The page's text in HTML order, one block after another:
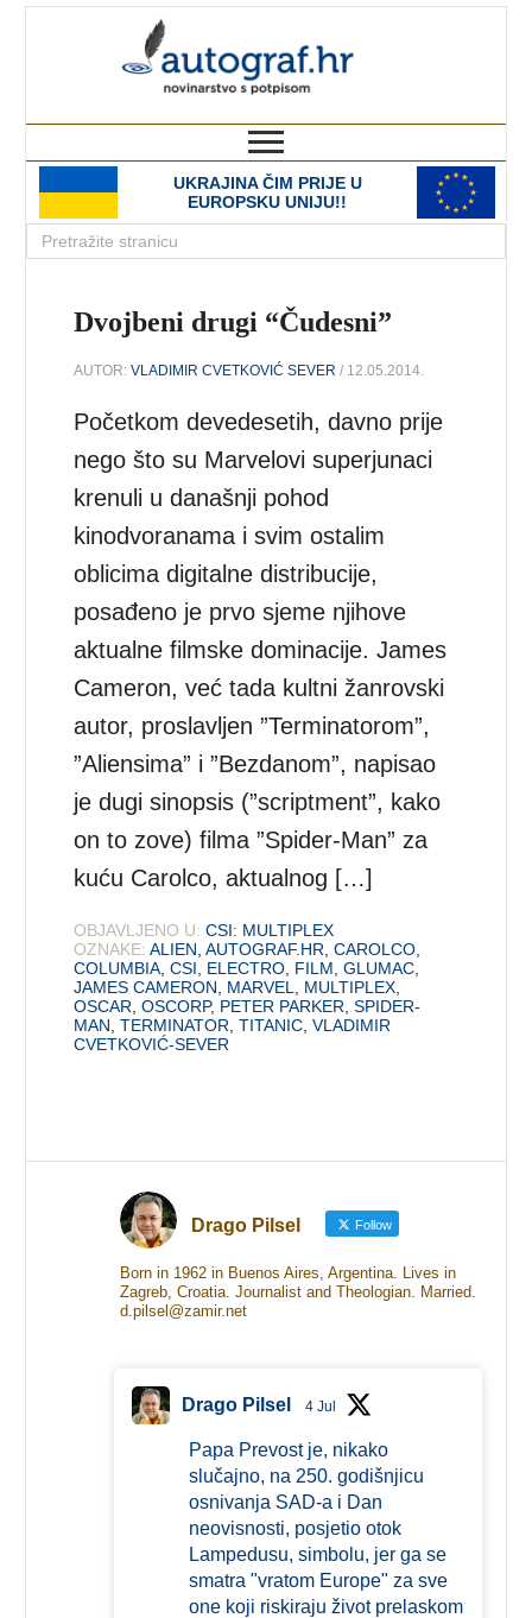
UKRAJINA ČIM PRIJE U
EUROPSKU UNIJU!!
Dvojbeni drugi “Čudesni”
AUTOR:VLADIMIR CVETKOVIĆ SEVER / 12.05.2014.
Početkom devedesetih, davno prije
nego što su Marvelovi superjunaci
krenuli u današnji pohod
kinodvoranama i svim ostalim
oblicima digitalne distribucije,
posađeno je prvo sjeme njihove
aktualne filmske dominacije. James
Cameron, već tada kultni žanrovski
autor, proslavljen ”Terminatorom”,
”Aliensima” i ”Bezdanom”, napisao
je dugi sinopsis (”scriptment”, kako
on to zove) filma ”Spider-Man” za
kuću Carolco, aktualnog […]
OBJAVLJENO U: CSI: MULTIPLEX
OZNAKE: ALIEN ,AUTOGRAF.HR ,CAROLCO
COLUMBIA ,CSI ELECTRO FILM ,GLUMAC
JAMES CAMERON
MARVEL MULTIPLEX
OSCAR ,OSCORP, PETER PARKER ,SPIDER-
MAN ,TERMINATOR ,TITANIC ,VLADIMIR
CVETKOVIĆ-SEVER
Drago Pilsel Follow
Born in 1962 in Buenos Aires, Argentina. Lives in
Zagreb, Croatia. Journalist and Theologian. Married.
d.pilsel@zamir.net
Drago Pilsel 4 Jul
Papa Prevost je, nikako
slučajno, na 250. godišnjicu
osnivanja SAD-a i Dan
neovisnosti, posjetio otok
Lampedusu, simbolu, jer ga se
smatra "vratom Europe" za sve
one koji riskiraju život prelaskom